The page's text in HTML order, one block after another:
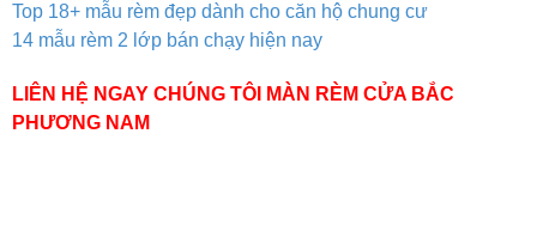
Top 18+ mẫu rèm đẹp dành cho căn hộ chung cư
14 mẫu rèm 2 lớp bán chạy hiện nay
LIÊN HỆ NGAY CHÚNG TÔI MÀN RÈM CỬA BẮC
PHƯƠNG NAM